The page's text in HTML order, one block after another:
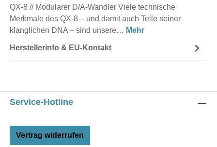
QX-8 // Modularer D/A-Wandler Viele technische
Merkmale des QX-8 – und damit auch Teile seiner
klanglichen DNA – sind unsere… Mehr
Herstellerinfo & EU-Kontakt
Service-Hotline
Vertrag widerrufen